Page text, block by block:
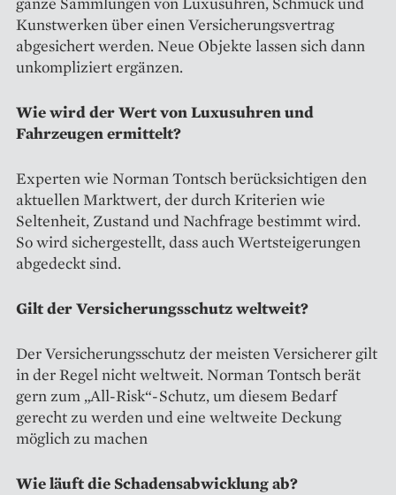
Kunstwerken über einen Versicherungsvertrag
abgesichert werden. Neue Objekte lassen sich dann
unkompliziert ergänzen.
Wie wird der Wert von Luxusuhren und
Fahrzeugen ermittelt?
Experten wie Norman Tontsch berücksichtigen den
aktuellen Marktwert, der durch Kriterien wie
Seltenheit, Zustand und Nachfrage bestimmt wird.
So wird sichergestellt, dass auch Wertsteigerungen
abgedeckt sind.
Gilt der Versicherungsschutz weltweit?
Der Versicherungsschutz der meisten Versicherer gilt
in der Regel nicht weltweit. Norman Tontsch berät
gern zum „All-Risk“-Schutz, um diesem Bedarf
gerecht zu werden und eine weltweite Deckung
möglich zu machen
Wie läuft die Schadensabwicklung ab?